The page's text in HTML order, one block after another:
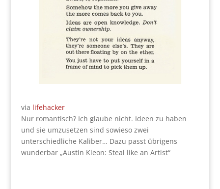
via lifehacker
Nur romantisch? Ich glaube nicht. Ideen zu haben
und sie umzusetzen sind sowieso zwei
unterschiedliche Kaliber… Dazu passt übrigens
wunderbar „Austin Kleon: Steal like an Artist“